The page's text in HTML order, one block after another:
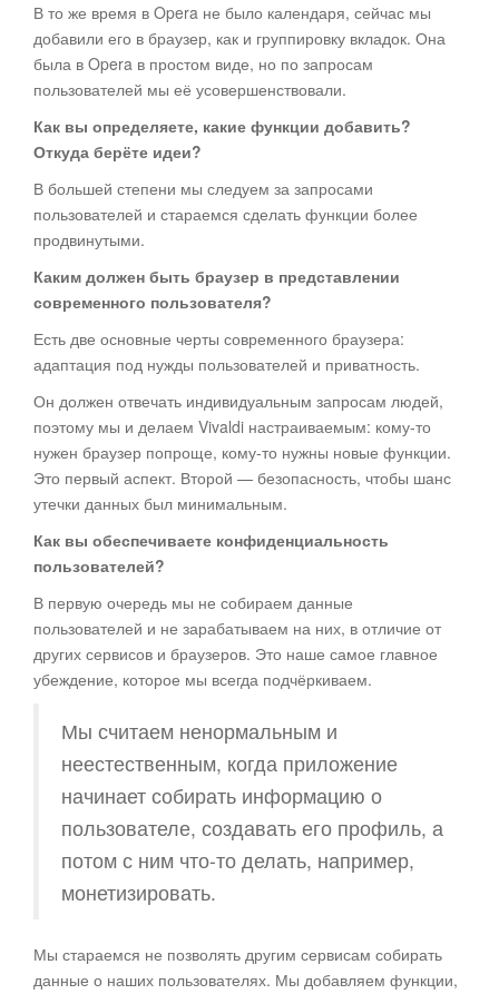
В то же время в Opera не было календаря, сейчас мы
добавили его в браузер, как и группировку вкладок. Она
была в Opera в простом виде, но по запросам
пользователей мы её усовершенствовали.
Как вы определяете, какие функции добавить?
Откуда берёте идеи?
В большей степени мы следуем за запросами
пользователей и стараемся сделать функции более
продвинутыми.
Каким должен быть браузер в представлении
современного пользователя?
Есть две основные черты современного браузера:
адаптация под нужды пользователей и приватность.
Он должен отвечать индивидуальным запросам людей,
поэтому мы и делаем Vivaldi настраиваемым: кому-то
нужен браузер попроще, кому-то нужны новые функции.
Это первый аспект. Второй — безопасность, чтобы шанс
утечки данных был минимальным.
Как вы обеспечиваете конфиденциальность
пользователей?
В первую очередь мы не собираем данные
пользователей и не зарабатываем на них, в отличие от
других сервисов и браузеров. Это наше самое главное
убеждение, которое мы всегда подчёркиваем.
Мы считаем ненормальным и
неестественным, когда приложение
начинает собирать информацию о
пользователе, создавать его профиль, а
потом с ним что-то делать, например,
монетизировать.
Мы стараемся не позволять другим сервисам собирать
данные о наших пользователях. Мы добавляем функции,